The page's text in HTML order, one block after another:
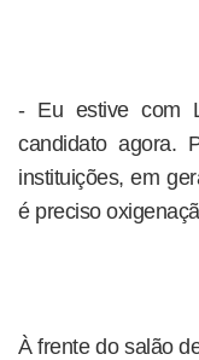
- Eu estive com
candidato agora.
instituições, em
é preciso
À frente do salão